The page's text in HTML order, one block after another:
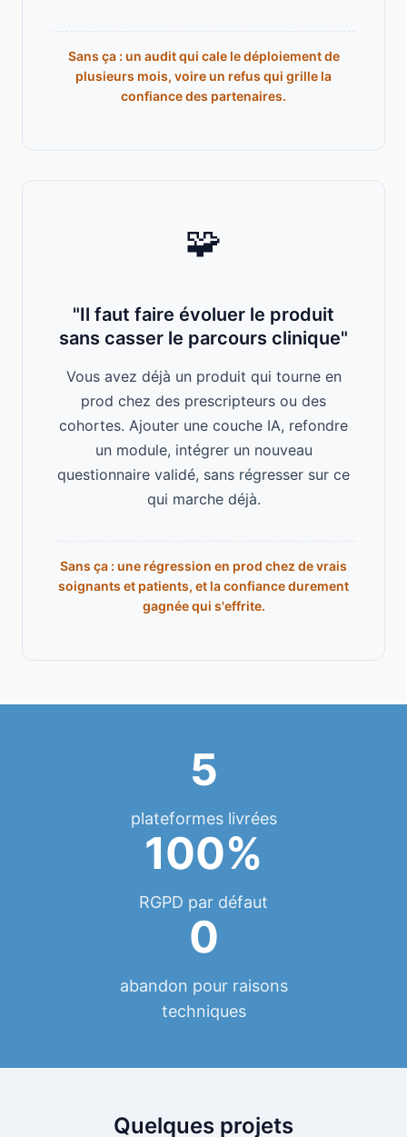
Sans ça : un audit qui cale le déploiement de
plusieurs mois, voire un refus qui grille la
confiance des partenaires.
🧩
"Il faut faire évoluer le produit
sans casser le parcours clinique"
Vous avez déjà un produit qui tourne en
prod chez des prescripteurs ou des
cohortes. Ajouter une couche IA, refondre
un module, intégrer un nouveau
questionnaire validé, sans régresser sur ce
qui marche déjà.
Sans ça : une régression en prod chez de vrais
soignants et patients, et la confiance durement
gagnée qui s'effrite.
5
plateformes livrées
100%
RGPD par défaut
0
abandon pour raisons
techniques
Quelques projets